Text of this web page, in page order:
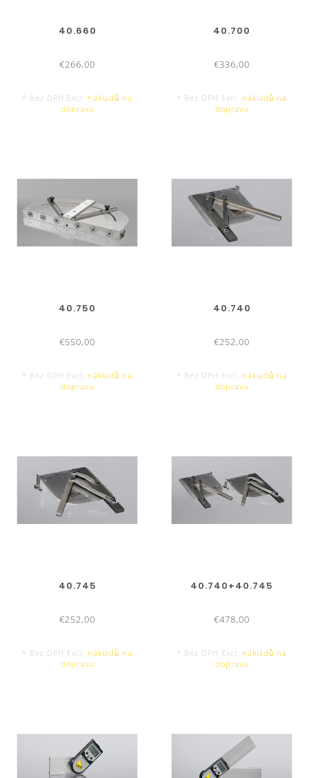
40.660
€266,00
* Bez DPH Excl. nákladů na
dopravu
40.700
€336,00
* Bez DPH Excl. nákladů na
dopravu
40.750
€550,00
* Bez DPH Excl. nákladů na
dopravu
40.740
€252,00
* Bez DPH Excl. nákladů na
dopravu
40.745
€252,00
* Bez DPH Excl. nákladů na
dopravu
40.740+40.745
€478,00
* Bez DPH Excl. nákladů na
dopravu